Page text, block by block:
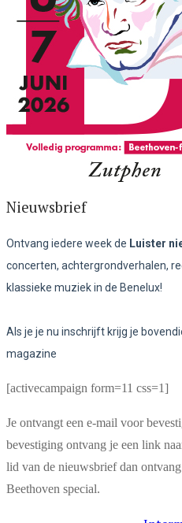
Nieuwsbrief
Ontvang iedere week de Luister
concerten, achtergrondverhalen,
klassieke muziek in de Benelux!
Als je je nu inschrijft krijg je
magazine
[activecampaign form=11 css=1]
Je ontvangt een e-mail voor
bevestiging ontvang je een link
lid van de nieuwsbrief dan
Beethoven special.